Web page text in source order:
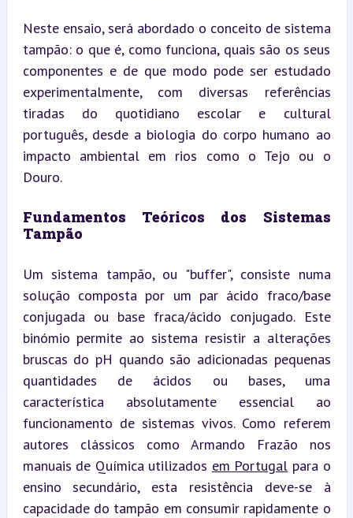
Neste ensaio, será abordado o conceito de sistema
tampão: o que é, como funciona, quais são os seus
componentes e de que modo pode ser estudado
experimentalmente, com diversas referências
tiradas do quotidiano escolar e cultural
português, desde a biologia do corpo humano ao
impacto ambiental em rios como o Tejo ou o
Douro.
Fundamentos Teóricos dos Sistemas
Tampão
Um sistema tampão, ou "buffer", consiste numa
solução composta por um par ácido fraco/base
conjugada ou base fraca/ácido conjugado. Este
binómio permite ao sistema resistir a alterações
bruscas do pH quando são adicionadas pequenas
quantidades de ácidos ou bases, uma
característica absolutamente essencial ao
funcionamento de sistemas vivos. Como referem
autores clássicos como Armando Frazão nos
manuais de Química utilizados em Portugal para o
ensino secundário, esta resistência deve-se à
capacidade do tampão em consumir rapidamente o